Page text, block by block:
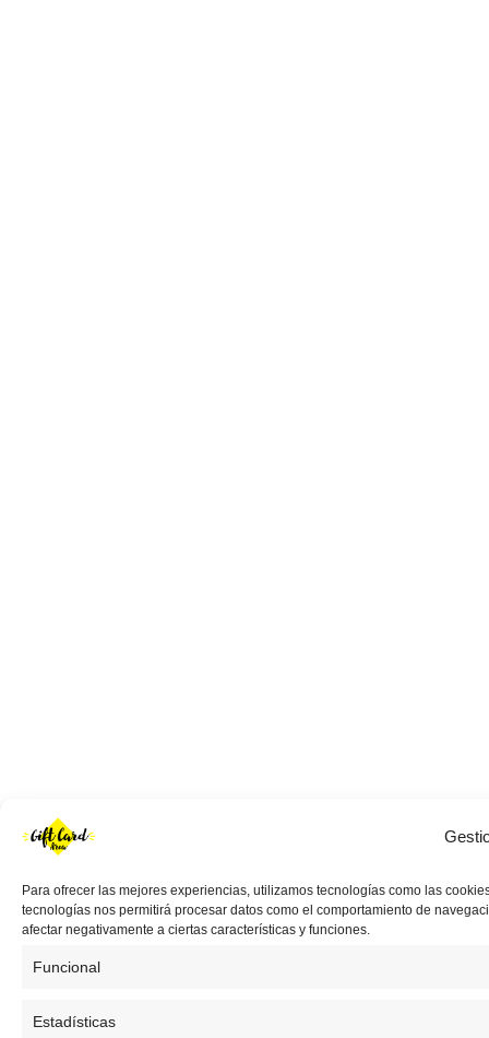
Para ofrecer las mejores experiencias, utilizamos tecnologías como las
tecnologías nos permitirá procesar datos como el comportamiento de
afectar negativamente a ciertas características y funciones.
Funcional
Estadísticas